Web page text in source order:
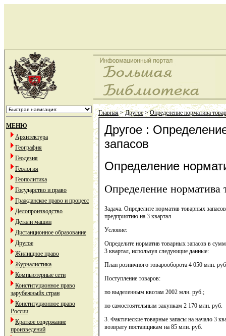
МЕНЮ
Архитектура
География
Геодезия
Геология
Геополитика
Государство и право
Гражданское право и процесс
Делопроизводство
Детали машин
Дистанционное образование
Другое
Жилищное право
Журналистика
Компьютерные сети
Конституционное право
зарубежныйх стран
Конституционное право
России
Краткое содержание
произведений
Главная>Другое>Определение норматива
Другое :
запасов
Определение
Определение норматива
Задача. Определите норматив товарных
предприятию на 3 квартал
Условие:
Определите норматив товарных запасов в
3 квартал, используя следующие данные:
План розничного товарооборота 4 050 млн.
Поступление товаров:
по выделенным квотам 2002 млн. руб.;
по самостоятельным закупкам 2 170 млн. руб.
3. Фактические товарные запасы на начало 3
возврату поставщикам на 85 млн. руб.